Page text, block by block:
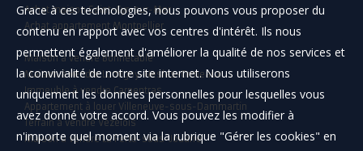
Achat maison Saint-Cyr-sur-Mer
Achat appartement Montpellier
Maison à vendre Bonnétable
Maison à vendre Lumigny-Nesles-Ormeaux
Immeuble à vendre Carpentras
Appartement à louer Villeneuve-sous-Dammartin
Terrain à vendre Vézelois
Maison à vendre La Ferté-sous-Jouarre
Grace à ces technologies, nous pouvons vous proposer du
contenu en rapport avec vos centres d'intérêt. Ils nous
permettent également d'améliorer la qualité de nos services et
la convivialité de notre site internet. Nous utiliserons
uniquement les données personnelles pour lesquelles vous
avez donné votre accord. Vous pouvez les modifier à
n'importe quel moment via la rubrique "Gérer les cookies" en